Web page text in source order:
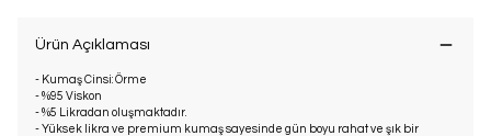
Ürün Açıklaması
- Kumaş Cinsi: Örme
- %95 Viskon
- %5 Likradan oluşmaktadır.
- Yüksek likra ve premium kumaş sayesinde gün boyu rahat ve şık bir